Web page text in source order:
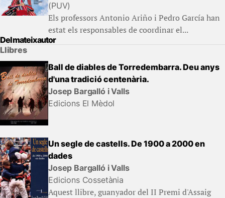
(PUV)
Els professors Antonio Ariño i Pedro García han
estat els responsables de coordinar el...
Del mateix autor
Llibres
Ball de diables de Torredembarra. Deu anys
d'una tradició centenària.
Josep Bargalló i Valls
Edicions El Mèdol
Un segle de castells. De 1900 a 2000 en
dades
Josep Bargalló i Valls
Edicions Cossetània
Aquest llibre, guanyador del II Premi d'Assaig